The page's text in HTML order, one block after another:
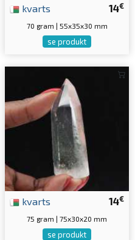
14€
kvarts
70 gram | 55x35x30 mm
se produkt
14€
kvarts
75 gram | 75x30x20 mm
se produkt